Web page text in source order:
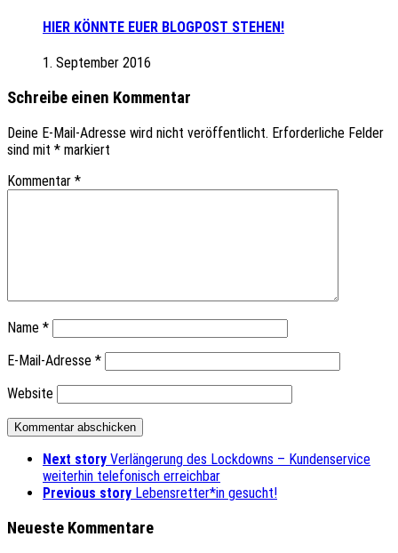
HIER KÖNNTE EUER BLOGPOST STEHEN!
1. September 2016
Schreibe einen Kommentar
Deine E-Mail-Adresse wird nicht veröffentlicht. Erforderliche Felder
sind mit * markiert
Kommentar *
Name *
E-Mail-Adresse *
Website
Next story Verlängerung des Lockdowns – Kundenservice
weiterhin telefonisch erreichbar
Previous story Lebensretter*in gesucht!
Neueste Kommentare